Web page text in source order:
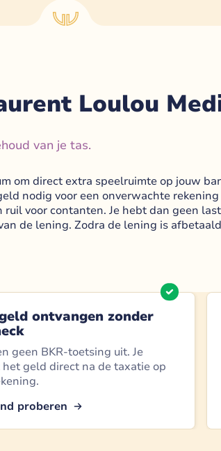
Loulou
van je tas.
om direct extra speelruimte op jouw
nodig voor een onverwachte
voor contanten. Je hebt dan geen
de lening. Zodra de lening is
ontvangen zonder
geen BKR-toetsing uit. Je
geld direct na de taxatie op
proberen